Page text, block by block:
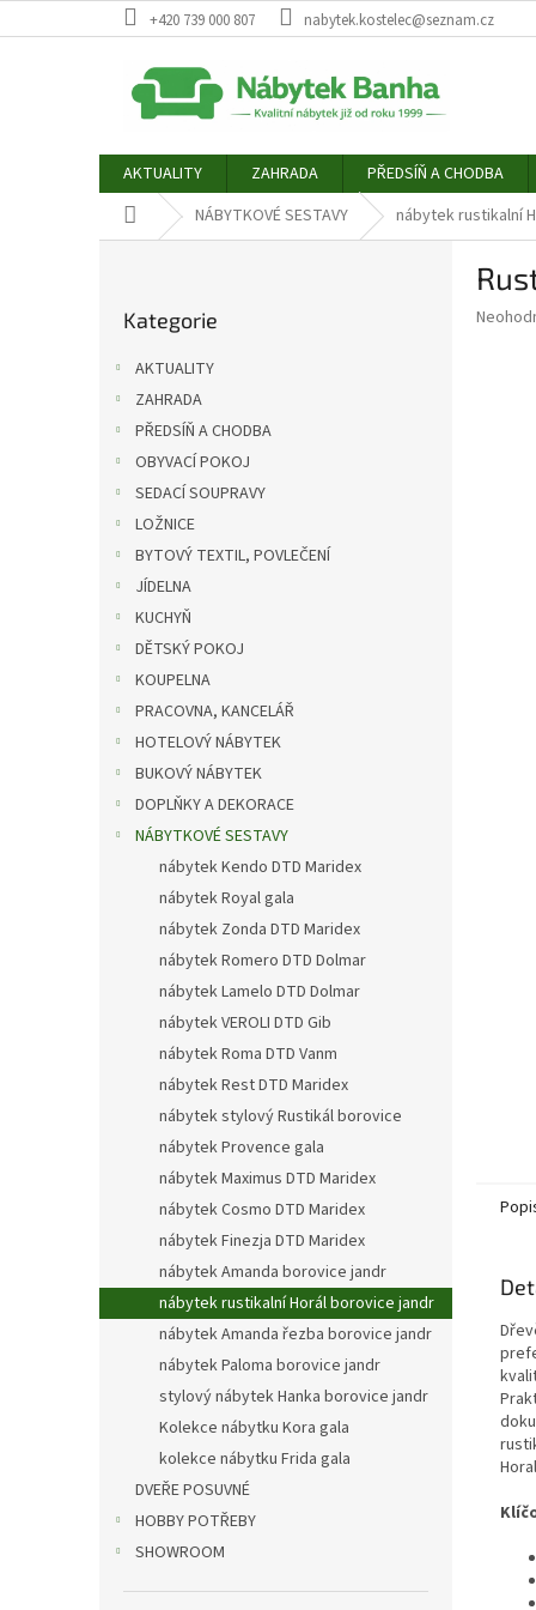
na
+420 739 000 807 nabytek.kostelec@seznam.cz
AKTUALITY ZAHRADA PŘEDSÍŇ A CHODBA
Domů NÁBYTKOVÉ SESTAVY nábytek rustikalní
kategorie
Kategorie
AKTUALITY
ZAHRADA
PŘEDSÍŇ A CHODBA
OBYVACÍ POKOJ
SEDACÍ SOUPRAVY
LOŽNICE
BYTOVÝ TEXTIL, POVLEČENÍ
JÍDELNA
KUCHYŇ
DĚTSKÝ POKOJ
KOUPELNA
PRACOVNA, KANCELÁŘ
HOTELOVÝ NÁBYTEK
BUKOVÝ NÁBYTEK
DOPLŇKY A DEKORACE
NÁBYTKOVÉ SESTAVY
nábytek Kendo DTD Maridex
nábytek Royal gala
nábytek Zonda DTD Maridex
nábytek Romero DTD Dolmar
nábytek Lamelo DTD Dolmar
nábytek VEROLI DTD Gib
nábytek Roma DTD Vanm
nábytek Rest DTD Maridex
nábytek stylový Rustikál borovice
nábytek Provence gala
nábytek Maximus DTD Maridex
nábytek Cosmo DTD Maridex
nábytek Finezja DTD Maridex
nábytek Amanda borovice jandr
nábytek rustikalní Horál borovice jandr
nábytek Amanda řezba borovice jandr
nábytek Paloma borovice jandr
stylový nábytek Hanka borovice jandr
Kolekce nábytku Kora gala
kolekce nábytku Frida gala
DVEŘE POSUVNÉ
HOBBY POTŘEBY
SHOWROOM
Horal